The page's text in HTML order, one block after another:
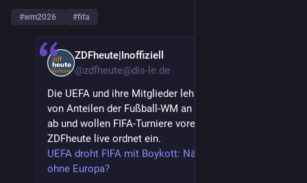
#wm2026 #fifa
ZDFheute|Inoffiziell
@zdfheute@dis-le.de
Die UEFA und ihre Mitglieder lehnen den Verkauf
von Anteilen der Fußball-WM an private Investoren
ab und wollen FIFA-Turniere vorerst boykottieren.
ZDFheute live ordnet ein.
UEFA droht FIFA mit Boykott: Nächste Fußball-WM
ohne Europa?